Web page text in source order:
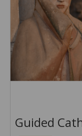
Guided